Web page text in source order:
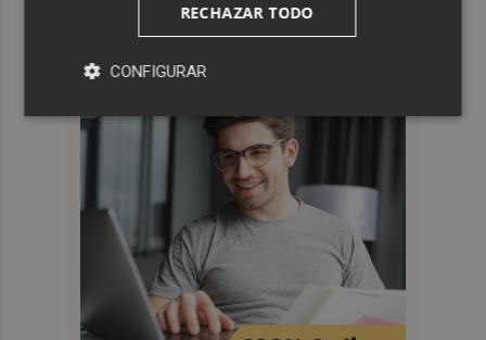
RECHAZAR TODO
CONFIGURAR